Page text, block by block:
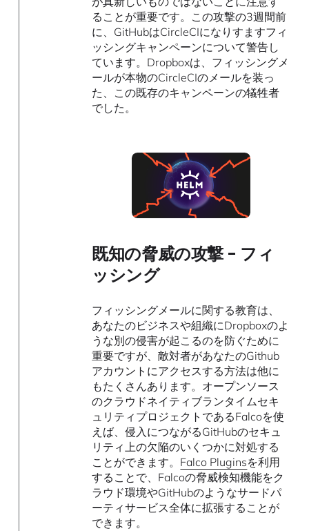
ることが重要です。この攻撃の3週間前
に、GitHubはCircleCIになりすますフィ
ッシングキャンペーンについて警告し
ています。Dropboxは、フィッシングメ
ールが本物のCircleCIのメールを装っ
た、この既存のキャンペーンの犠牲者
でした。
既知の脅威の攻撃 - フィ
ッシング
フィッシングメールに関する教育は、
あなたのビジネスや組織にDropboxのよ
うな別の侵害が起こるのを防ぐために
重要ですが、敵対者があなたのGithub
アカウントにアクセスする方法は他に
もたくさんあります。オープンソース
のクラウドネイティブランタイムセキ
ュリティプロジェクトであるFalcoを使
えば、侵入につながるGitHubのセキュ
リティ上の欠陥のいくつかに対処する
ことができます。 Falco Pluginsを利用
することで、Falcoの脅威検知機能をク
ラウド環境やGitHubのようなサードパ
ーティサービス全体に拡張することが
できます。